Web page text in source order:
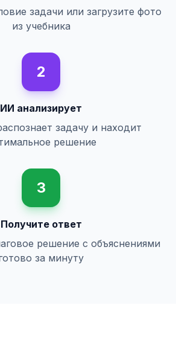
задачи или загрузите фото
из учебника
2
ИИ анализирует
задачу и находит
решение
3
Получите ответ
решение с объяснениями
за минуту